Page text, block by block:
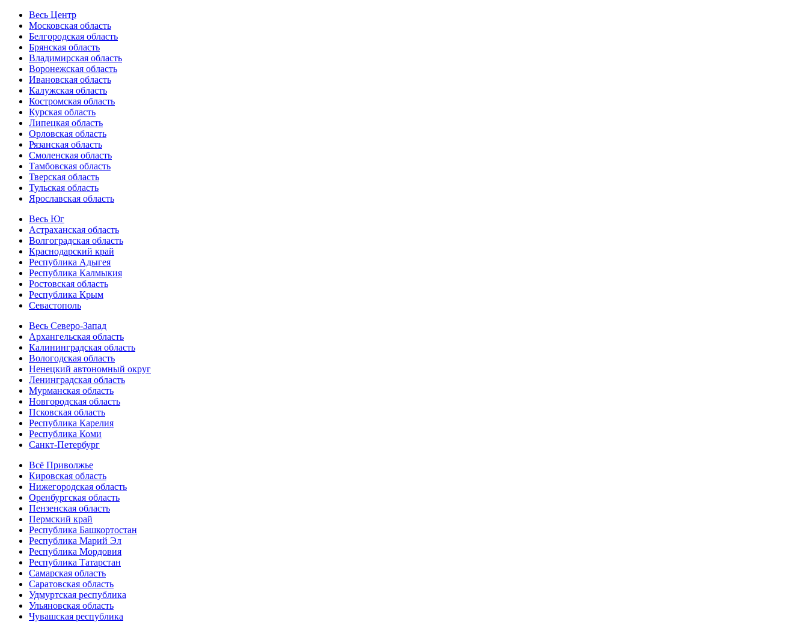
Весь Центр
Московская область
Белгородская область
Брянская область
Владимирская область
Воронежская область
Ивановская область
Калужская область
Костромская область
Курская область
Липецкая область
Орловская область
Рязанская область
Смоленская область
Тамбовская область
Тверская область
Тульская область
Ярославская область
Весь Юг
Астраханская область
Волгоградская область
Краснодарский край
Республика Адыгея
Республика Калмыкия
Ростовская область
Республика Крым
Севастополь
Весь Северо-Запад
Архангельская область
Калининградская область
Вологодская область
Ненецкий автономный округ
Ленинградская область
Мурманская область
Новгородская область
Псковская область
Республика Карелия
Республика Коми
Санкт-Петербург
Всё Приволжье
Кировская область
Нижегородская область
Оренбургская область
Пензенская область
Пермский край
Республика Башкортостан
Республика Марий Эл
Республика Мордовия
Республика Татарстан
Самарская область
Саратовская область
Удмуртская республика
Ульяновская область
Чувашская республика